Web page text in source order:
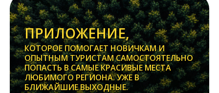
ПРИЛОЖЕНИЕ,
КОТОРОЕ ПОМОГАЕТ НОВИЧКАМ И
ОПЫТНЫМ ТУРИСТАМ САМОСТОЯТЕЛЬНО
ПОПАСТЬ В САМЫЕ КРАСИВЫЕ МЕСТА
ЛЮБИМОГО РЕГИОНА. УЖЕ В
БЛИЖАЙШИЕ ВЫХОДНЫЕ.